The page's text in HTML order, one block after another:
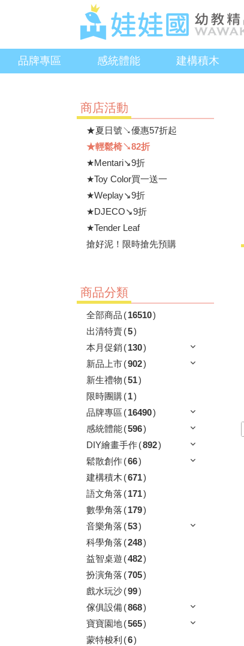
品牌專區 感統體能 建構積木
商店活動
★夏日號↘優惠57折起
★輕鬆椅↘82折
★Mentari↘9折
★Toy Color買一送一
★Weplay↘9折
★DJECO↘9折
★Tender Leaf
搶好泥！限時搶先預購
商品分類
全部商品 (16510)
出清特賣(5)
本月促銷(130)
新品上市(902)
新生禮物 (51)
限時團購(1)
品牌專區 (16490)
感統體能(596)
DIY繪畫手作(892)
鬆散創作(66)
建構積木 (671)
語文角落 (171)
數學角落 (179)
音樂角落 (53)
科學角落 (248)
益智桌遊 (482)
扮演角落 (705)
戲水玩沙(99)
傢俱設備(868)
寶寶園地(565)
蒙特梭利 (6)